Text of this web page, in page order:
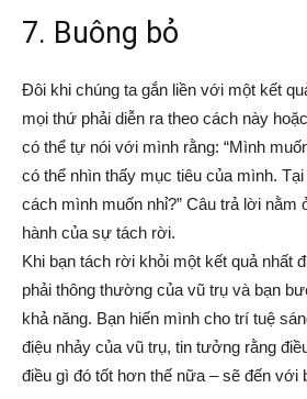
7. Buông bỏ
Đôi khi chúng ta gắn liền với một kết
mọi thứ phải diễn ra theo cách này
có thể tự nói với mình rằng: “Mình
có thể nhìn thấy mục tiêu của mình.
cách mình muốn nhỉ?” Câu trả lời nằm
hành của sự tách rời.
Khi bạn tách rời khỏi một kết quả nhất
phải thông thường của vũ trụ và bạn
khả năng. Bạn hiến mình cho trí tuệ
điệu nhảy của vũ trụ, tin tưởng rằng
điều gì đó tốt hơn thế nữa – sẽ đến với